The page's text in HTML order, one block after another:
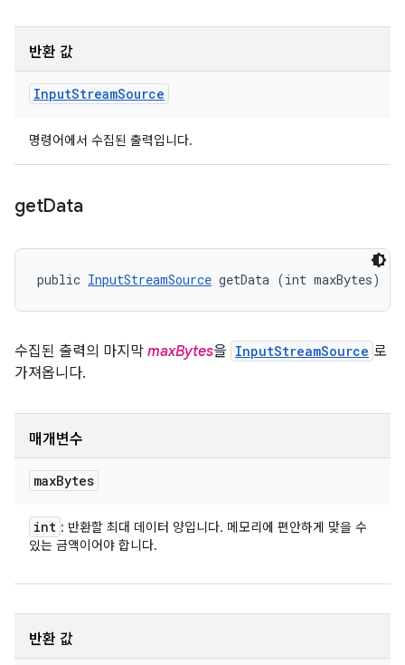
반환 값
InputStreamSource
명령어에서 수집된 출력입니다.
getData
public InputStreamSource getData (int maxBytes)
수집된 출력의 마지막 maxBytes을 InputStreamSource 로
가져옵니다.
매개변수
maxBytes
int : 반환할 최대 데이터 양입니다. 메모리에 편안하게 맞을 수
있는 금액이어야 합니다.
반환 값